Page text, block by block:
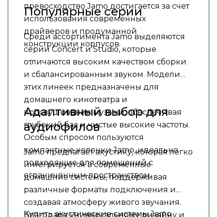
превосходство Jamo достигается за счет
использования современных
драйверов и продуманной
конструкции корпусов.
Популярные серии
Среди ассортимента Jamo выделяются
серии Concert и Studio, которые
отличаются высоким качеством сборки
и сбалансированным звуком. Модели
этих линеек предназначены для
домашнего кинотеатра и
прослушивания музыки, обеспечивая
глубокий бас и чистые высокие частоты.
Особым спросом пользуются
компактные колонки Jamo, идеально
подходящие для помещений с
ограниченным пространством.
Адаптивный выбор для
аудиофилов
Jamo предлагает акустику, которая легко
интегрируется в современные
домашние системы, поддерживая
различные форматы подключения и
создавая атмосферу живого звучания.
Благодаря универсальному дизайну и
Купить акустические системы Jamo